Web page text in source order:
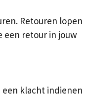
Retouren lopen
een retour in jouw
klacht indienen